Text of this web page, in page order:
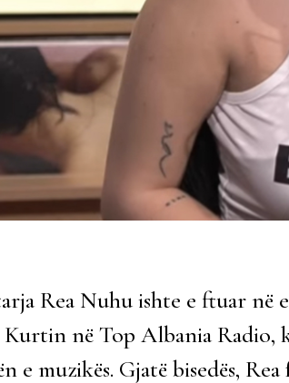
Rea Nuhu ishte e ftuar në
Kurtin në Top Albania Radio,
e muzikës. Gjatë bisedës,